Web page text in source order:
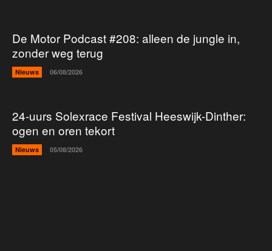
De Motor Podcast #208: alleen de jungle in,
zonder weg terug
Nieuws 06/08/2026
24-uurs Solexrace Festival Heeswijk-Dinther:
ogen en oren tekort
Nieuws 05/08/2026